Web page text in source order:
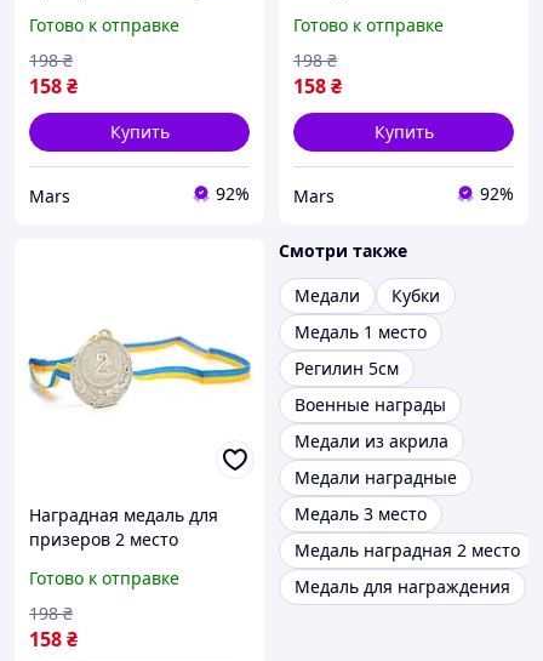
конкурсов и мероприятий
диаметр 6,5 см
Готово к отправке
158₴
198 ₴
Купить
Mars 92%
конкурсов и мероприятий
диаметр 6,5 см
Готово к отправке
158₴
198 ₴
Купить
Mars 92%
Наградная медаль для
призеров 2 место
соревнований конкурсов
и мероприятий диаметр
6,5 см
Готово к отправке
158₴
198 ₴
Смотри также
Медали
Кубки
Медаль 1 место
Регилин 5см
Военные награды
Медали из акрила
Медали наградные
Медаль 3 место
Медаль наградная 2 место
Медаль для награждения